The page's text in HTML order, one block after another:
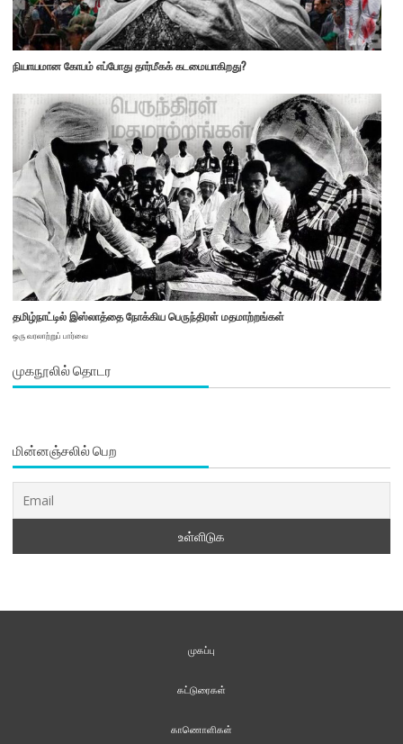
நியாயமான கோபம் எப்போது தார்மீகக் கடமையாகிறது?
தமிழ்நாட்டில் இஸ்லாத்தை நோக்கிய பெருந்திரள் மதமாற்றங்கள்
ஒரு வரலாற்றுப் பார்வை
முகநூலில் தொடர
மின்னஞ்சலில் பெற
முகப்பு
கட்டுரைகள்
காணொளிகள்